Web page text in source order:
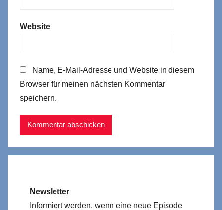
Website
Name, E-Mail-Adresse und Website in diesem
Browser für meinen nächsten Kommentar
speichern.
Newsletter
Informiert werden, wenn eine neue Episode